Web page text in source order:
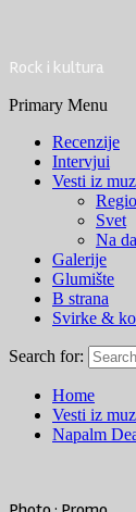
Rock i kultura
Primary Menu
Recenzije
Intervjui
Vesti iz
Svet
Na
Galerije
Glumište
B strana
Svirke &
Search for:
Home
Vesti iz
Napalm